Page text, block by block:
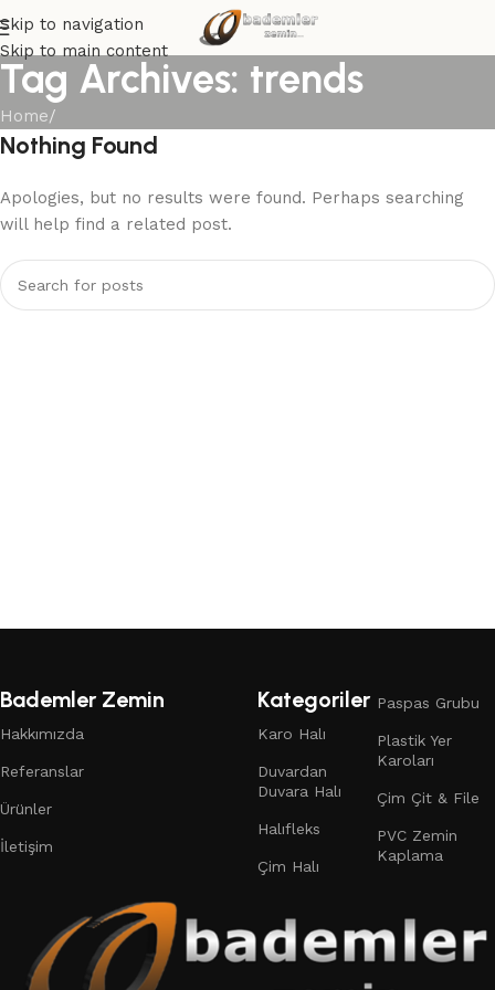
Skip to navigation
Skip to main content
Tag Archives: trends
Home/
Nothing Found
Apologies, but no results were found. Perhaps searching
will help find a related post.
Bademler Zemin
Hakkımızda
Referanslar
Ürünler
İletişim
Kategoriler
Karo Halı
Duvardan
Duvara Halı
Halıfleks
Çim Halı
Paspas Grubu
Plastik Yer
Karoları
Çim Çit & File
PVC Zemin
Kaplama